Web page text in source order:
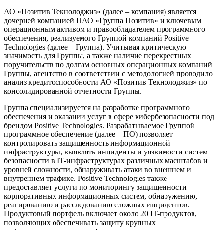
АО «Позитив Текнолоджиз» (далее – компания) является
дочерней компанией ПАО «Группа Позитив» и ключевым
операционным активом и правообладателем программного
обеспечения, реализуемого Группой компаний Positive
Technologies (далее – Группа). Учитывая критическую
значимость для Группы, а также наличие перекрестных
поручительств по долгам основных операционных компаний
Группы, агентство в соответствии с методологией проводило
анализ кредитоспособности АО «Позитив Текнолоджиз» по
консолидированной отчетности Группы.
Группа специализируется на разработке программного
обеспечения и оказании услуг в сфере кибербезопасности под
брендом Positive Technologies. Разрабатываемое Группой
программное обеспечение (далее – ПО) позволяет
контролировать защищенность информационной
инфраструктуры, выявлять инциденты и уязвимости систем
безопасности в IT-инфраструктурах различных масштабов и
уровней сложности, обнаруживать атаки во внешнем и
внутреннем трафике. Positive Technologies также
предоставляет услуги по мониторингу защищенности
корпоративных информационных систем, обнаружению,
реагированию и расследованию сложных инцидентов.
Продуктовый портфель включает около 20 IT-продуктов,
позволяющих обеспечивать защиту крупных